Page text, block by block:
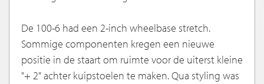
De 100-6 had een 2-inch wheelbase stretch.
Sommige componenten kregen een nieuwe
positie in de staart om ruimte voor de uiterst kleine
"+ 2" achter kuipstoelen te maken. Qua styling was